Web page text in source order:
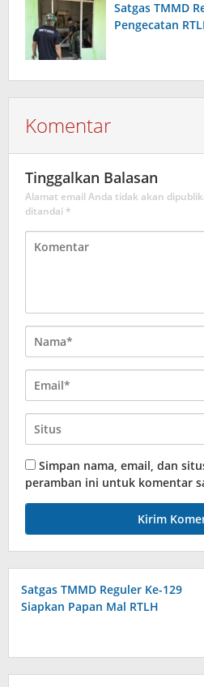
Satgas TMMD
Pengecatan
Komentar
Tinggalkan Balasan
Alamat email Anda tidak akan
ditandai *
Simpan nama, email, dan
peramban ini untuk komentar
Satgas TMMD Reguler Ke-129
Siapkan Papan Mal RTLH